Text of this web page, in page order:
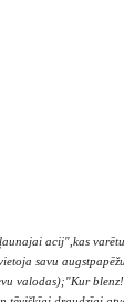
acij",kas
savu
valodas);"Kur